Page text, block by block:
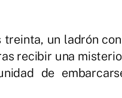
treinta, un ladrón
recibir una
de